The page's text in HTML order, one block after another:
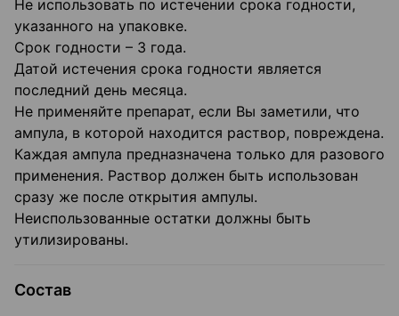
Не использовать по истечении срока годности,
указанного на упаковке.
Срок годности – 3 года.
Датой истечения срока годности является
последний день месяца.
Не применяйте препарат, если Вы заметили, что
ампула, в которой находится раствор, повреждена.
Каждая ампула предназначена только для разового
применения. Раствор должен быть использован
сразу же после открытия ампулы.
Неиспользованные остатки должны быть
утилизированы.
Состав